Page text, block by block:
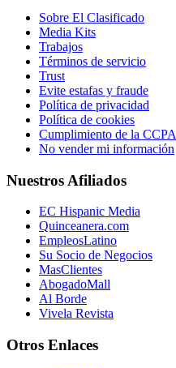
Sobre El Clasificado
Media Kits
Trabajos
Términos de servicio
Trust
Evite estafas y fraude
Política de privacidad
Política de cookies
Cumplimiento de la CCPA
No vender mi información
Nuestros Afiliados
EC Hispanic Media
Quinceanera.com
EmpleosLatino
Su Socio de Negocios
MasClientes
AbogadoMall
Al Borde
Vivela Revista
Otros Enlaces